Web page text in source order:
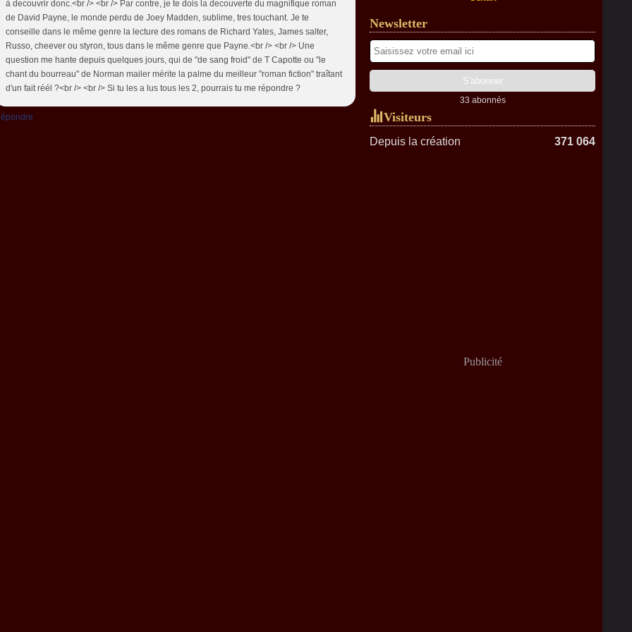
à decouvrir donc.<br /> <br /> Par contre, je te dois la decouverte du magnifique roman
de David Payne, le monde perdu de Joey Madden, sublime, tres touchant. Je te
conseille dans le même genre la lecture des romans de Richard Yates, James salter,
Russo, cheever ou styron, tous dans le même genre que Payne.<br /> <br /> Une
question me hante depuis quelques jours, qui de "de sang froid" de T Capotte ou "le
chant du bourreau" de Norman mailer mérite la palme du meilleur "roman fiction" traîtant
d'un fait réél ?<br /> <br /> Si tu les a lus tous les 2, pourrais tu me répondre ?
Newsletter
33 abonnés
Visiteurs
Depuis la création 371 064
Publicité